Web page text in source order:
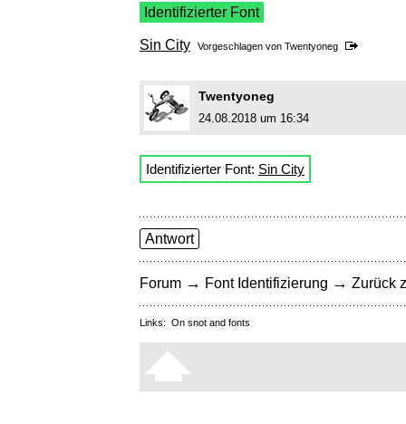
Identifizierter Font
Sin City Vorgeschlagen von Twentyoneg
Twentyoneg
24.08.2018 um 16:34
Identifizierter Font: Sin City
Antwort
Forum → Font Identifizierung → Zurück
Links: On snot and fonts